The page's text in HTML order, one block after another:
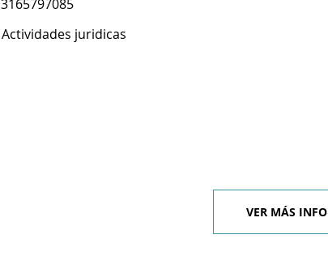
3165797085
Actividades juridicas
VER MÁS